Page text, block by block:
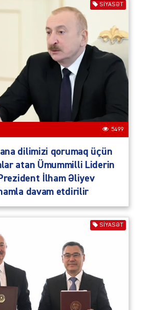
SIYASƏT
5499
dilimizi qorumaq üçün
atan Ümummilli Liderin
İlham Əliyev
davam etdirilir
SIYASƏT